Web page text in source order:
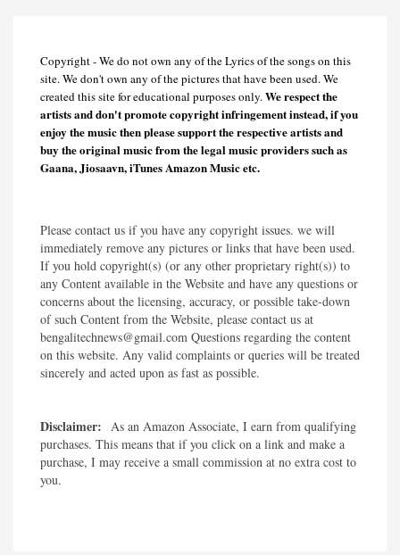
Copyright - We do not own any of the Lyrics of the songs on this
site. We don't own any of the pictures that have been used. We
created this site for educational purposes only.We respect the
artists and don't promote copyright infringement instead, if you
enjoy the music then please support the respective artists and
buy the original music from the legal music providers such as
Gaana, Jiosaavn, iTunes Amazon Music etc.
Please contact us if you have any copyright issues. we will
immediately remove any pictures or links that have been used.
If you hold copyright(s) (or any other proprietary right(s)) to
any Content available in the Website and have any questions or
concerns about the licensing, accuracy, or possible take-down
of such Content from the Website, please contact us at
bengalitechnews@gmail.com Questions regarding the content
on this website. Any valid complaints or queries will be treated
sincerely and acted upon as fast as possible.​
Disclaimer: As an Amazon Associate, I earn from qualifying
purchases. This means that if you click on a link and make a
purchase, I may receive a small commission at no extra cost to
you.